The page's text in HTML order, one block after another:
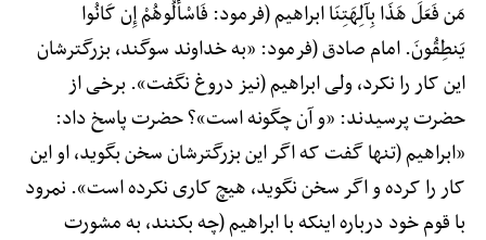
مَن فَعَلَ هَذَا بِآلِهَتِنَا ابراهیم (فرمود: فَاسْأَلُوهُمْ إِن کَانُوا
یَنطِقُونَ. امام صادق (فرمود: «به خداوند سوگند، بزرگترشان
این کار را نکرد، ولی ابراهیم (نیز دروغ نگفت». برخی از
حضرت پرسیدند: «و آن چگونه است»؟ حضرت پاسخ داد:
«ابراهیم (تنها گفت که اگر این بزرگترشان سخن بگوید، او این
کار را کرده و اگر سخن نگوید، هیچ کاری نکرده است». نمرود
با قوم خود درباره اینکه با ابراهیم (چه بکنند، به مشورت